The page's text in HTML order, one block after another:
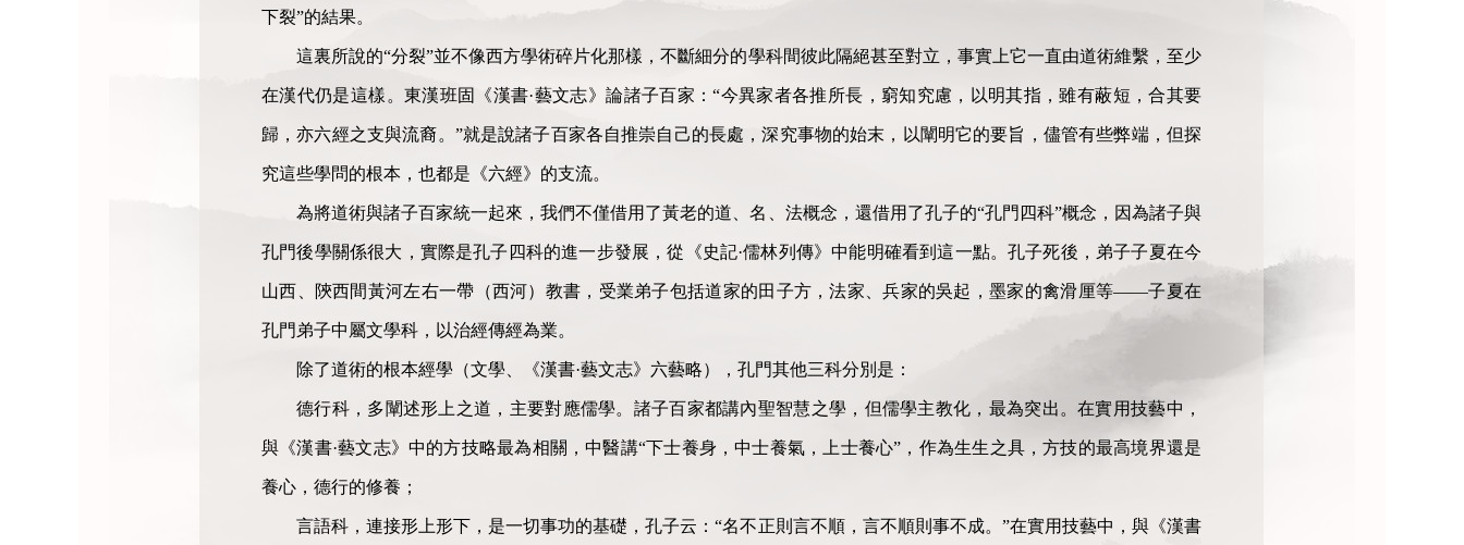
下裂”的結果。
這裏所說的“分裂”並不像西方學術碎片化那樣，不斷細分的學科間彼此隔絕甚至對立，事實上它一直由道術維繫，至少
在漢代仍是這樣。東漢班固《漢書·藝文志》論諸子百家：“今異家者各推所長，窮知究慮，以明其指，雖有蔽短，合其要
歸，亦六經之支與流裔。”就是說諸子百家各自推崇自己的長處，深究事物的始末，以闡明它的要旨，儘管有些弊端，但探
究這些學問的根本，也都是《六經》的支流。
為將道術與諸子百家統一起來，我們不僅借用了黃老的道、名、法概念，還借用了孔子的“孔門四科”概念，因為諸子與
孔門後學關係很大，實際是孔子四科的進一步發展，從《史記·儒林列傳》中能明確看到這一點。孔子死後，弟子子夏在今
山西、陝西間黃河左右一帶（西河）教書，受業弟子包括道家的田子方，法家、兵家的吳起，墨家的禽滑厘等——子夏在
孔門弟子中屬文學科，以治經傳經為業。
除了道術的根本經學（文學、《漢書·藝文志》六藝略），孔門其他三科分別是：
德行科，多闡述形上之道，主要對應儒學。諸子百家都講內聖智慧之學，但儒學主教化，最為突出。在實用技藝中，
與《漢書·藝文志》中的方技略最為相關，中醫講“下士養身，中士養氣，上士養心”，作為生生之具，方技的最高境界還是
養心，德行的修養；
言語科，連接形上形下，是一切事功的基礎，孔子云：“名不正則言不順，言不順則事不成。”在實用技藝中，與《漢書